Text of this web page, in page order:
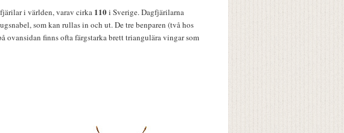
i världen, varav cirka 110i Sverige. Dagfjärilarna
som kan rullas in och ut. De tre benparen (två hos
ovansidan finns ofta färgstarka brett triangulära vingar som